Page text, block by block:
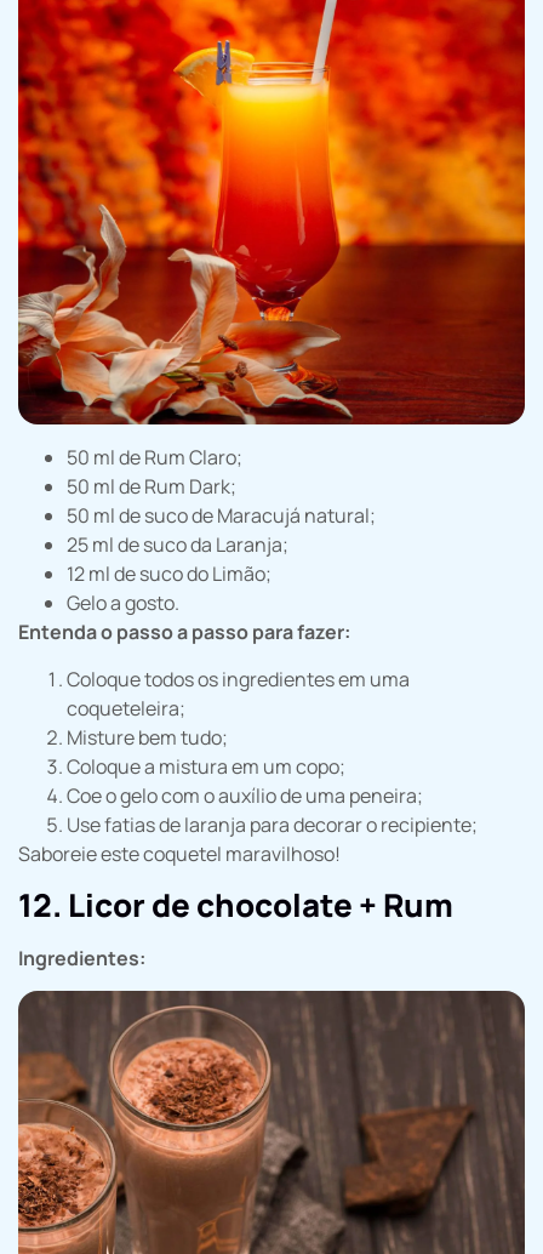
50 ml de Rum Claro;
50 ml de Rum Dark;
50 ml de suco de Maracujá natural;
25 ml de suco da Laranja;
12 ml de suco do Limão;
Gelo a gosto.
Entenda o passo a passo para fazer:
Coloque todos os ingredientes em uma
coqueteleira;
Misture bem tudo;
Coloque a mistura em um copo;
Coe o gelo com o auxílio de uma peneira;
Use fatias de laranja para decorar o recipiente;
Saboreie este coquetel maravilhoso!
12. Licor de chocolate + Rum
Ingredientes: